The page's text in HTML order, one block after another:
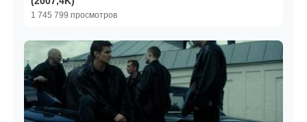
1 745 799 просмотров